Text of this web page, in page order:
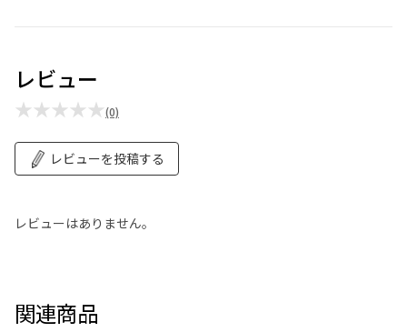
レビュー
★★★★★(0)
レビューを投稿する
レビューはありません。
関連商品